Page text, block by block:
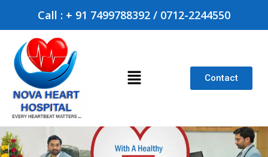
Call : + 91 7499788392 / 0712-2244550
Contact